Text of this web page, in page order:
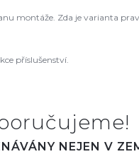
montáže. Zda je varianta
příslušenství.
NEJEN V